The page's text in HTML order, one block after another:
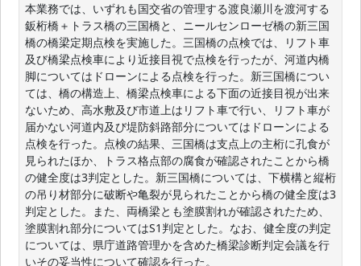
本業務では、いずれも国交省の管理する渡良瀬川を渡河する
鈑桁橋＋トラス橋の三国橋と、ニールセンローゼ橋の新三国
橋の橋梁定期点検を実施した。三国橋の点検では、リフト車
及び橋梁点検車により近接目視で点検を行ったが、河道内橋
脚についてはドローンによる点検を行った。新三国橋につい
ては、橋の構造上、橋梁点検車による下面の近接目視が出来
ないため、高水敷及び市道上はリフト車で行い、リフト車が
届かない河道内及び堤防斜路部分についてはドローンによる
点検を行った。点検の結果、三国橋は支点上の主桁に孔食が
見られたほか、トラス格点部の腐食が確認されたことから橋
の健全度は3判定とした。新三国橋については、下横構と縦桁
の吊り材部分に破断や亀裂が見られたことから橋の健全度は3
判定とした。また、両橋梁とも塗膜割れが確認されたため、
塗膜割れ部分についてはS1判定とした。なお、健全度の判定
については、県庁道路管理かを含めた橋梁診断判定会議を行
いその妥当性について確認を行った。